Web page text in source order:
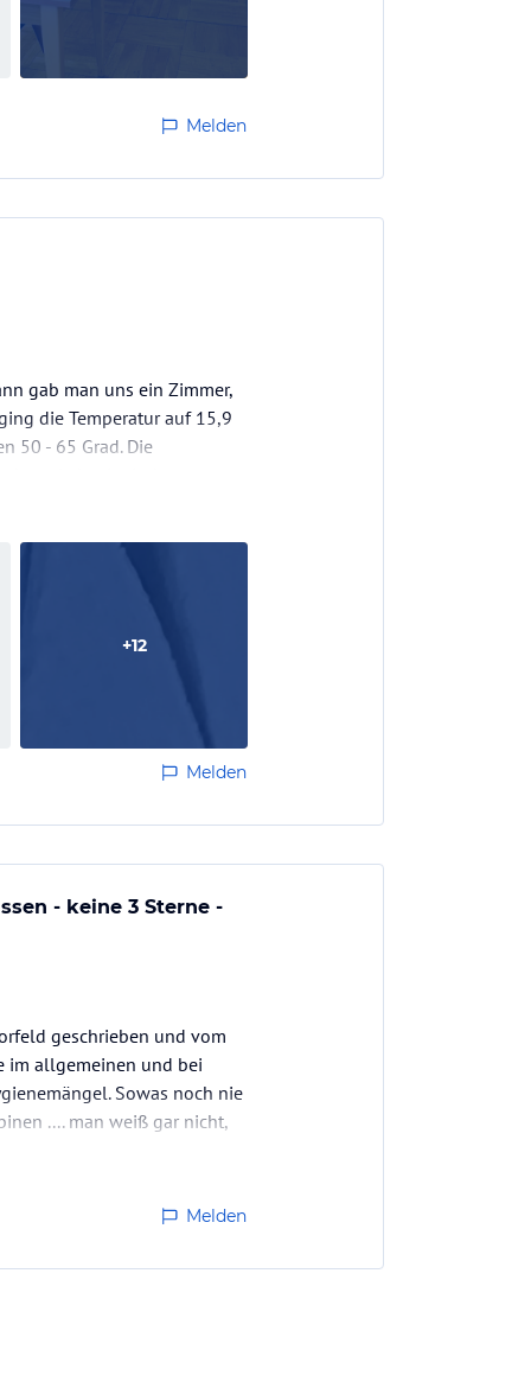
Melden
gab man uns ein Zimmer,
die Temperatur auf 15,9
50 - 65 Grad. Die
+12
Melden
- keine 3 Sterne -
geschrieben und vom
im allgemeinen und bei
Sowas noch nie
.... man weiß gar nicht,
Melden